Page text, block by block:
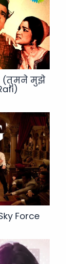
(तुमने मुझे
Force